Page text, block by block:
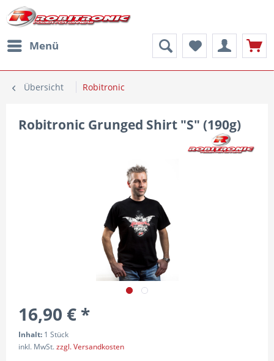
Menü
Übersicht Robitronic
Robitronic Grunged Shirt "S" (190g)
16,90 € *
Inhalt: 1 Stück
inkl. MwSt.zzgl. Versandkosten